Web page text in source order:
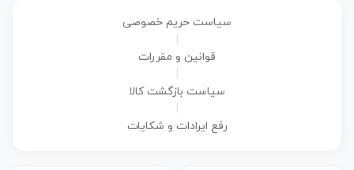
سیاست حریم خصوصی
قوانین و مقررات
سیاست بازگشت کالا
رفع ایرادات و شکایات